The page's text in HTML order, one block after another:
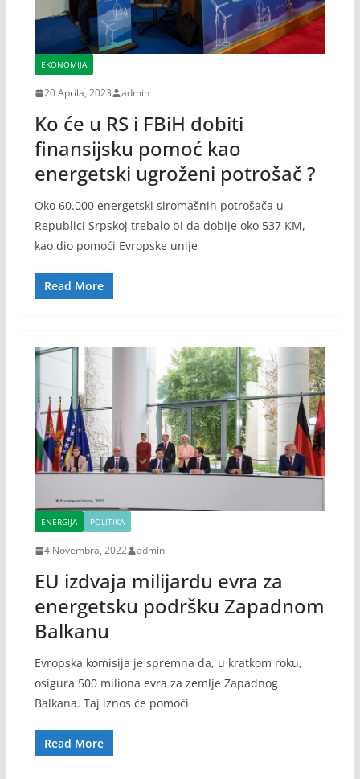
EKONOMIJA
20 Aprila, 2023 admin
Ko će u RS i FBiH dobiti
finansijsku pomoć kao
energetski ugroženi potrošač ?
Oko 60.000 energetski siromašnih potrošača u
Republici Srpskoj trebalo bi da dobije oko 537 KM,
kao dio pomoći Evropske unije
Read More
ENERGIJA POLITIKA
4 Novembra, 2022 admin
EU izdvaja milijardu evra za
energetsku podršku Zapadnom
Balkanu
Evropska komisija je spremna da, u kratkom roku,
osigura 500 miliona evra za zemlje Zapadnog
Balkana. Taj iznos će pomoći
Read More